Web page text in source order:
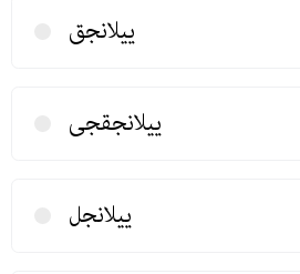
ییلانجق
ییلانجقجی
ییلانجل